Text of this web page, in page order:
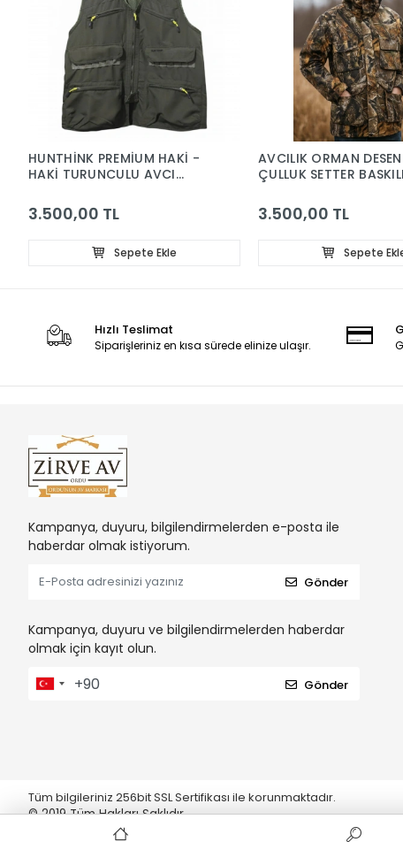
HUNTHİNK PREMİUM HAKİ -
HAKİ TURUNCULU AVCI
3.500,00 TL
Sepete Ekle
AVCILIK ORMAN DESEN
ÇULLUK SETTER BASKILI
ÇIKMA KAPÜŞONLU SOĞUK
İKLİM KABAN
3.500,00 TL
Sepete
Hızlı Teslimat
Siparişleriniz en kısa sürede elinize ulaşır.
Kampanya, duyuru, bilgilendirmelerden e-posta ile
haberdar olmak istiyorum.
Gönder
Kampanya, duyuru ve bilgilendirmelerden haberdar
olmak için kayıt olun.
Gönder
Tüm bilgileriniz 256bit SSL Sertifikası ile korunmaktadır.
© 2019Tüm Hakları Saklıdır